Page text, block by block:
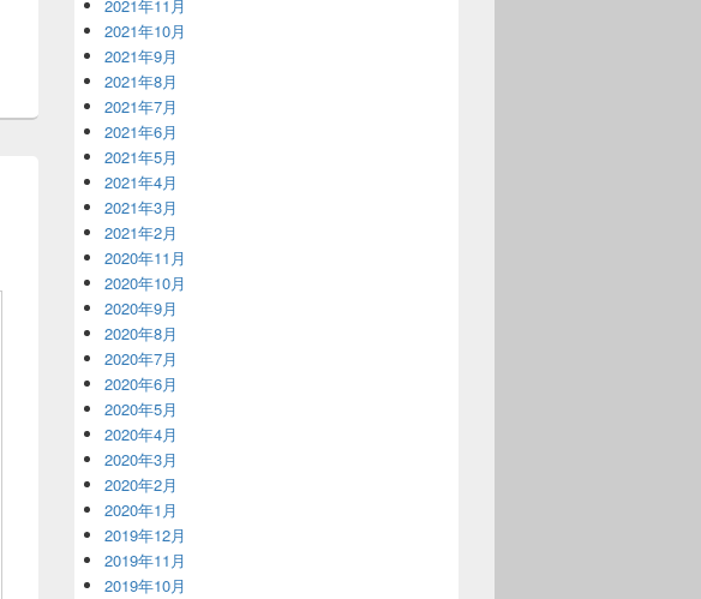
2021年11月
2021年10月
2021年9月
2021年8月
2021年7月
2021年6月
2021年5月
2021年4月
2021年3月
2021年2月
2020年11月
2020年10月
2020年9月
2020年8月
2020年7月
2020年6月
2020年5月
2020年4月
2020年3月
2020年2月
2020年1月
2019年12月
2019年11月
2019年10月